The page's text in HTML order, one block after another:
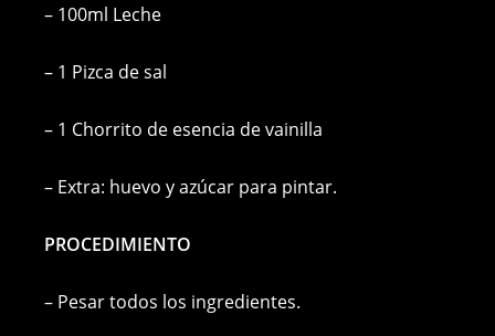
– 100ml Leche
– 1 Pizca de sal
– 1 Chorrito de esencia de vainilla
– Extra: huevo y azúcar para pintar.
PROCEDIMIENTO
– Pesar todos los ingredientes.